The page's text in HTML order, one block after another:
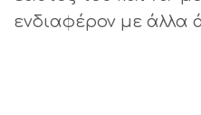
ενδιαφέρον με άλλα